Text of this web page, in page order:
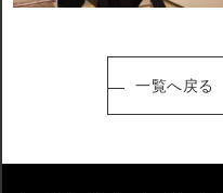
一覧へ戻る